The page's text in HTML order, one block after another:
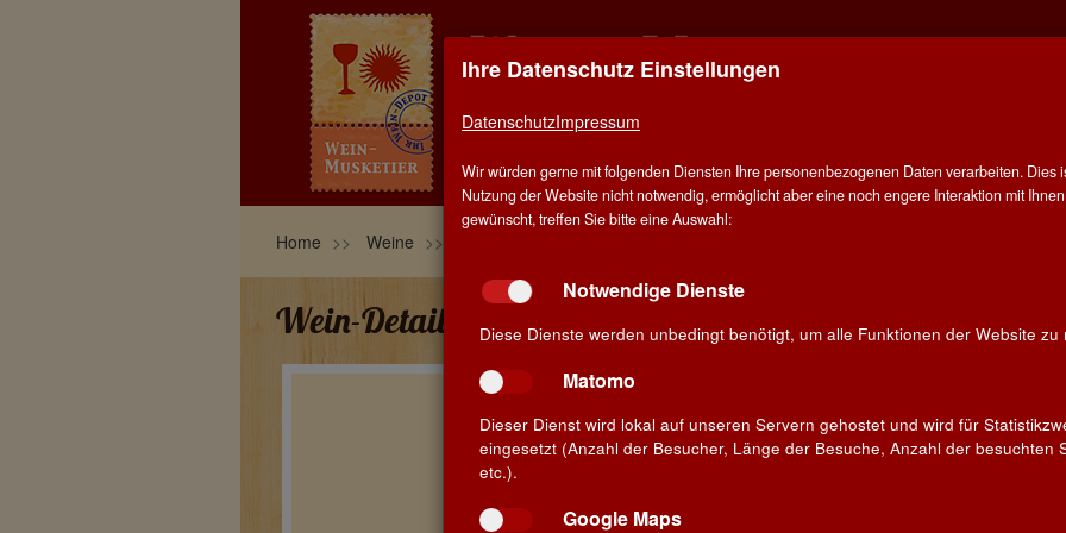
BLOG
Home Weine
Wein-Details
Klenert Rosé »Selektion WEIN-
MUSKETIER« 2024
Qualitätswein · Kraichgau, Baden ·
Ihre Datenschutz Einstellungen
DatenschutzImpressum
Wir würden gerne mit folgenden Diensten Ihre personenbezogenen Daten verarbeiten. Dies
Nutzung der Website nicht notwendig, ermöglicht aber eine noch engere Interaktion mit
gewünscht, treffen Sie bitte eine Auswahl:
Notwendige Dienste
Diese Dienste werden unbedingt benötigt, um alle Funktionen der Website zu
Matomo
Dieser Dienst wird lokal auf unseren Servern gehostet und wird für
eingesetzt (Anzahl der Besucher, Länge der Besuche, Anzahl der besuchten
etc.).
Google Maps